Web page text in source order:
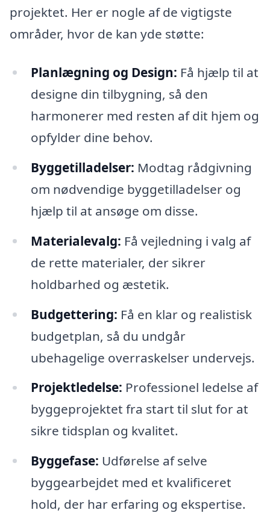
projektet. Her er nogle af de vigtigste
områder, hvor de kan yde støtte:
Planlægning og Design: Få hjælp til at
designe din tilbygning, så den
harmonerer med resten af dit hjem og
opfylder dine behov.
Byggetilladelser: Modtag rådgivning
om nødvendige byggetilladelser og
hjælp til at ansøge om disse.
Materialevalg: Få vejledning i valg af
de rette materialer, der sikrer
holdbarhed og æstetik.
Budgettering: Få en klar og realistisk
budgetplan, så du undgår
ubehagelige overraskelser undervejs.
Projektledelse: Professionel ledelse af
byggeprojektet fra start til slut for at
sikre tidsplan og kvalitet.
Byggefase: Udførelse af selve
byggearbejdet med et kvalificeret
hold, der har erfaring og ekspertise.